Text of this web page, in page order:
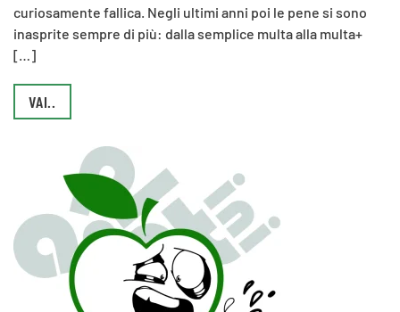
curiosamente fallica. Negli ultimi anni poi le pene si sono
inasprite sempre di più: dalla semplice multa alla multa+
[…]
VAI..